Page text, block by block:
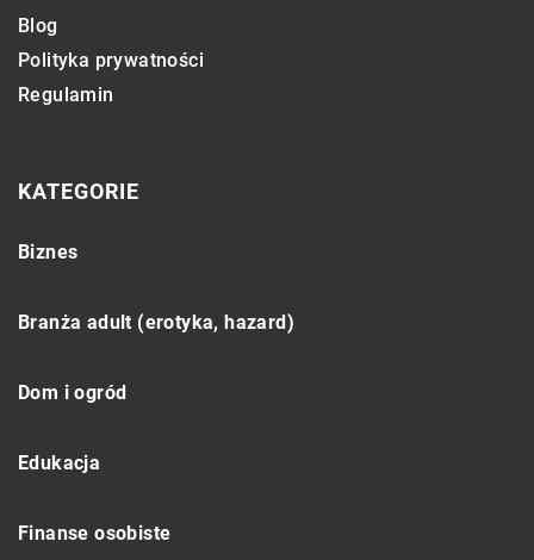
Blog
Polityka prywatności
Regulamin
KATEGORIE
Biznes
Branża adult (erotyka, hazard)
Dom i ogród
Edukacja
Finanse osobiste